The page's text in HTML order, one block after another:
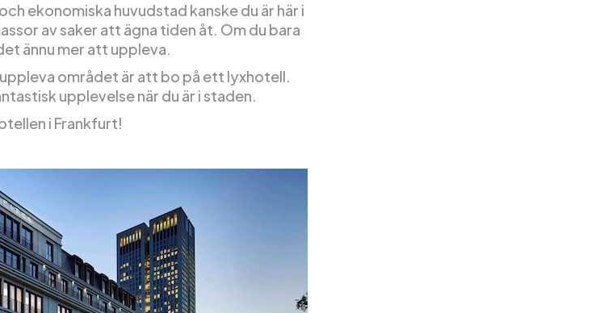
ekonomiska huvudstad kanske du är här i
av saker att ägna tiden åt. Om du bara
ännu mer att uppleva.
området är att bo på ett lyxhotell.
upplevelse när du är i staden.
i Frankfurt!